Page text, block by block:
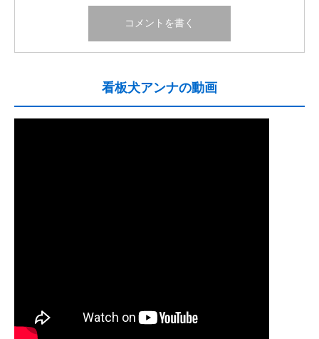
看板犬アンナの動画